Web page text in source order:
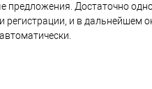
предложения. Достаточно
регистрации, и в дальнейшем